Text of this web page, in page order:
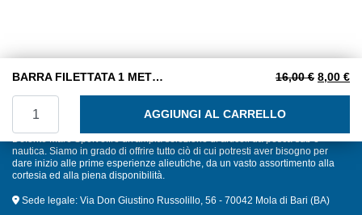
BARRA FILETTATA 1 METRO MA18 INOX A2 16,00€ Il
8,00 €Il
AGGIUNGI AL CARRELLO
Defonte Mare Sport offre un'ampia selezione di articoli da pesca sub e
nautica. Siamo in grado di offrire tutto ciò di cui potresti aver bisogno per
dare inizio alle prime esperienze alieutiche, da un vasto assortimento alla
cortesia ed alla piena disponibilità.
Sede legale: Via Don Giustino Russolillo, 56 - 70042 Mola di Bari (BA)